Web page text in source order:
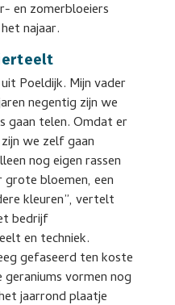
en zomerbloeiers
najaar.
Poeldijk. Mijn vader
negentig zijn we
gaan telen. Omdat er
we zelf gaan
nog eigen rassen
grote bloemen, een
kleuren”, vertelt
bedrijf
en techniek.
gefaseerd ten koste
geraniums vormen nog
jaarrond plaatje